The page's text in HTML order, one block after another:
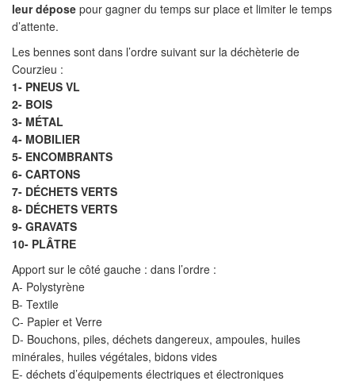
leur dépose pour gagner du temps sur place et limiter le temps
d’attente.
Les bennes sont dans l’ordre suivant sur la déchèterie de
Courzieu :
1- PNEUS VL
2- BOIS
3- MÉTAL
4- MOBILIER
5- ENCOMBRANTS
6- CARTONS
7- DÉCHETS VERTS
8- DÉCHETS VERTS
9- GRAVATS
10- PLÂTRE
Apport sur le côté gauche : dans l’ordre :
A- Polystyrène
B- Textile
C- Papier et Verre
D- Bouchons, piles, déchets dangereux, ampoules, huiles
minérales, huiles végétales, bidons vides
E- déchets d’équipements électriques et électroniques